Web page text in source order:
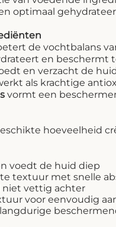
optimaal
de vochtbalans
en beschermt
en verzacht de
als krachtige
vormt een
hoeveelheid
voedt de huid diep
textuur met snelle
niet vettig achter
voor eenvoudig